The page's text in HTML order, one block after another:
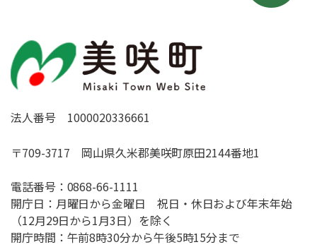
法人番号 1000020336661
〒709-3717 岡山県久米郡美咲町原田2144番地1
電話番号： 0868-66-1111
開庁日：月曜日から金曜日 祝日・休日および年末年始
（12月29日から1月3日）を除く
開庁時間：午前8時30分から午後5時15分まで